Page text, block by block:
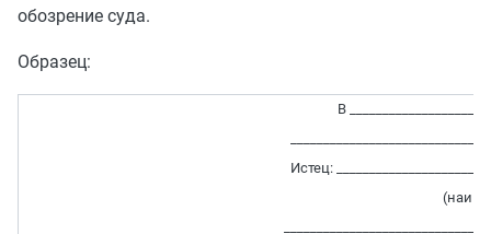
обозрение суда.
Образец:
В
Истец: